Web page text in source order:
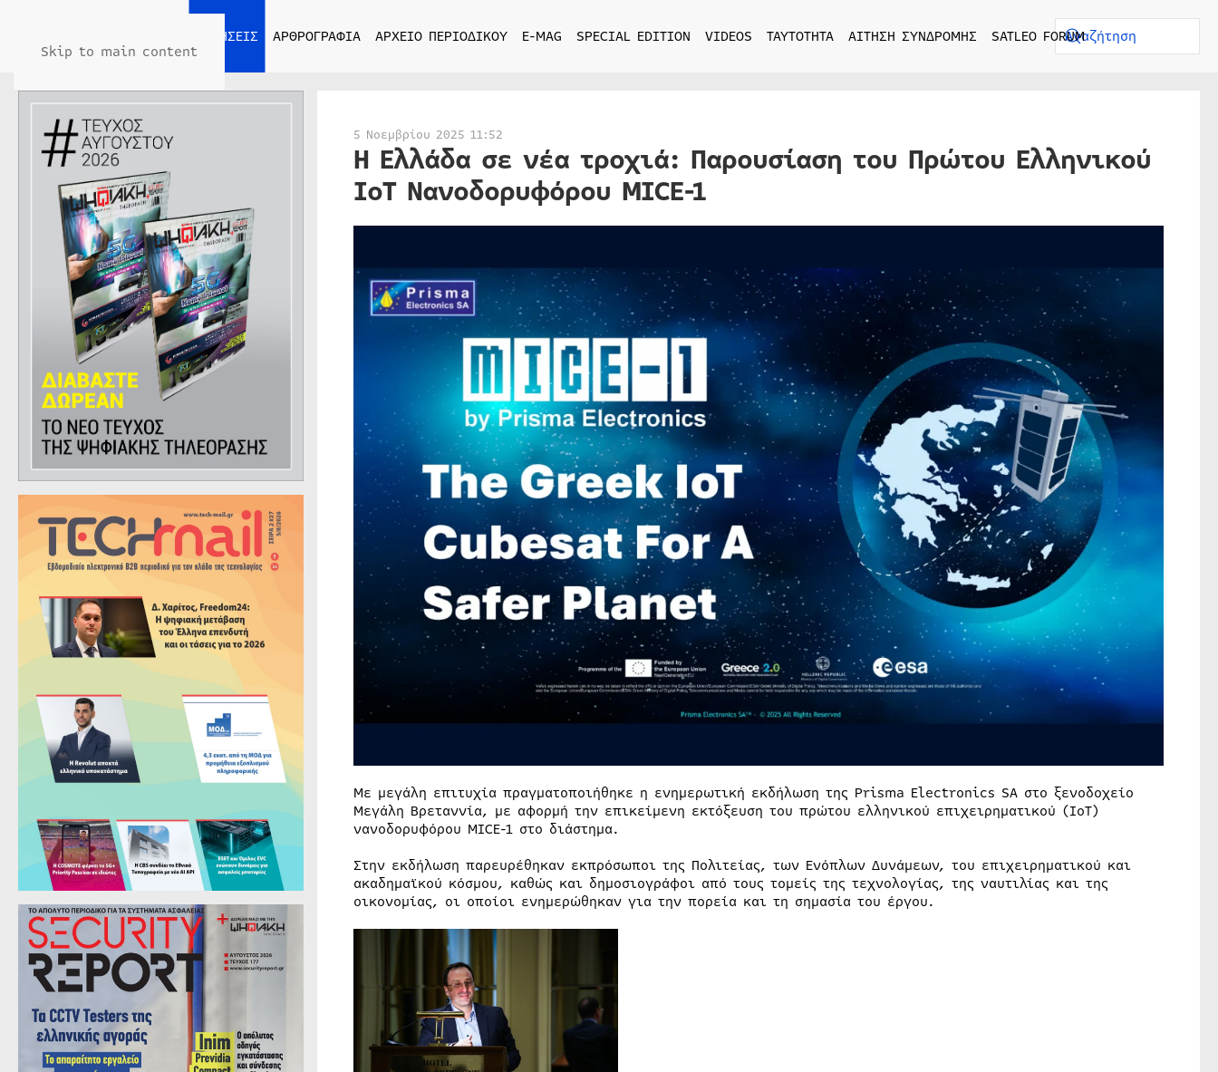
Skip to main content
ΕΙΔΗΣΕΙΣ ΑΡΘΡΟΓΡΑΦΙΑ ΑΡΧΕΙΟ ΠΕΡΙΟΔΙΚΟΥ E-MAG SPECIAL EDITION VIDEOS ΤΑΥΤΟΤΗΤΑ ΑΙΤΗΣΗ ΣΥΝΔΡΟΜΗΣ SATLEO FORUM
5 Νοεμβρίου 2025 11:52
Η Ελλάδα σε νέα τροχιά: Παρουσίαση του Πρώτου Ελληνικού
IoT Νανοδορυφόρου MICE-1
Με μεγάλη επιτυχία πραγματοποιήθηκε η ενημερωτική εκδήλωση της Prisma Electronics SA στο ξενοδοχείο
Μεγάλη Βρεταννία, με αφορμή την επικείμενη εκτόξευση του πρώτου ελληνικού επιχειρηματικού (IoT)
νανοδορυφόρου MICE-1 στο διάστημα.
Στην εκδήλωση παρευρέθηκαν εκπρόσωποι της Πολιτείας, των Ενόπλων Δυνάμεων, του επιχειρηματικού και
ακαδημαϊκού κόσμου, καθώς και δημοσιογράφοι από τους τομείς της τεχνολογίας, της ναυτιλίας και της
οικονομίας, οι οποίοι ενημερώθηκαν για την πορεία και τη σημασία του έργου.